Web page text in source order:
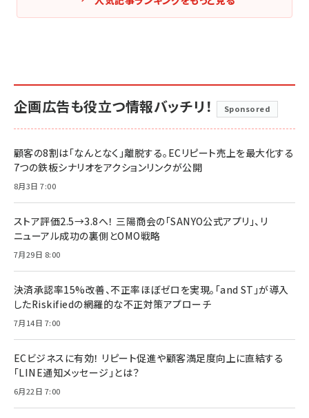
企画広告も役立つ情報バッチリ！ Sponsored
顧客の8割は「なんとなく」離脱する。ECリピート売上を最大化する
7つの鉄板シナリオをアクションリンクが公開
8月3日 7:00
ストア評価2.5→3.8へ！ 三陽商会の「SANYO公式アプリ」、リ
ニューアル成功の裏側とOMO戦略
7月29日 8:00
決済承認率15%改善、不正率ほぼゼロを実現。「and ST」が導入
したRiskifiedの網羅的な不正対策アプローチ
7月14日 7:00
ECビジネスに有効！ リピート促進や顧客満足度向上に直結する
「LINE通知メッセージ」とは？
6月22日 7:00